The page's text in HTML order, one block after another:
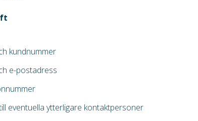
kundnummer
e-postadress
eventuella ytterligare kontaktpersoner